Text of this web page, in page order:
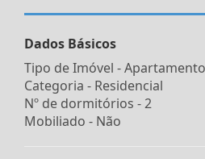
Dados Básicos
Tipo de Imóvel - Apartamento
Categoria - Residencial
Nº de dormitórios - 2
Mobiliado - Não